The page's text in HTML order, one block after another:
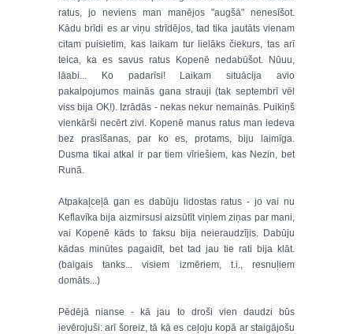
ratus, jo neviens man manējos "augšā" nenesīšot.
Kādu brīdi es ar viņu strīdējos, tad tika jautāts vienam
citam puisietim, kas laikam tur lielāks čiekurs, tas arī
teica, ka es savus ratus Kopenē nedabūšot. Nūuu,
lāabi... Ko padarīsi! Laikam situācija avio
pakalpojumos mainās gana strauji (tak septembrī vēl
viss bija OK!). Izrādās - nekas nekur nemainās. Puikiņš
vienkārši necērt zivi. Kopenē manus ratus man iedeva
bez prasīšanas, par ko es, protams, biju laimīga.
Dusma tikai atkal ir par tiem vīriešiem, kas Nezin, bet
Runā.
Atpakaļceļā gan es dabūju lidostas ratus - jo vai nu
Keflavīka bija aizmirsusi aizsūtīt viņiem ziņas par mani,
vai Kopenē kāds to faksu bija neieraudzījis. Dabūju
kādas minūtes pagaidīt, bet tad jau tie rati bija klāt.
(baigais tanks... visiem izmēriem, t.i., resnuļiem
domāts...)
Pēdējā nianse - kā jau to droši vien daudzi būs
ievērojuši: arī šoreiz, tā kā es ceļoju kopā ar staigājošu